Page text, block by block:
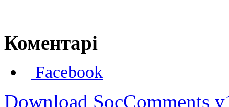
Коментарі
Facebook
Download SocComments